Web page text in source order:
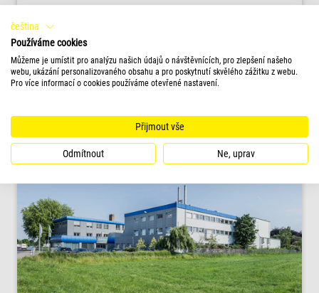
Cycle4green
Recyklovatelné obaly – pro udržitelné využívání
papíru a kartonu
PŘEČTĚTE SI VÍCE
čeština
Používáme cookies
Můžeme je umístit pro analýzu našich údajů o návštěvnících, pro zlepšení našeho
webu, ukázání personalizovaného obsahu a pro poskytnutí skvělého zážitku z webu.
Pro více informací o cookies používáme otevřené nastavení.
Přijmout vše
Odmítnout Ne, uprav